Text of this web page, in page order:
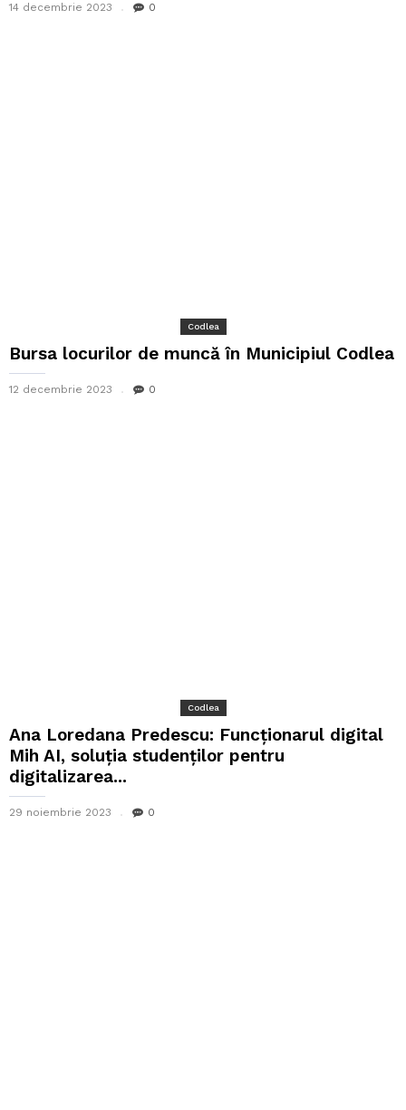
14 decembrie 2023 0
Codlea
Bursa locurilor de muncă în Municipiul Codlea
12 decembrie 2023 0
Codlea
Ana Loredana Predescu: Funcționarul digital
Mih AI, soluția studenților pentru
digitalizarea...
29 noiembrie 2023 0